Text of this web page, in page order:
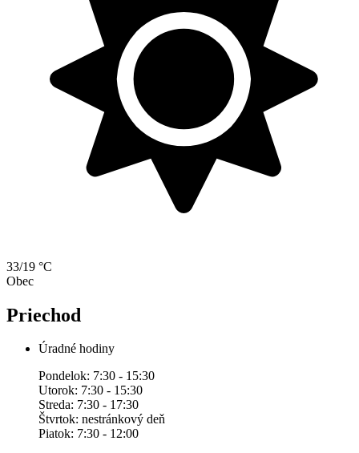
33/19 °C
Obec
Priechod
Úradné hodiny
Pondelok: 7:30 - 15:30
Utorok: 7:30 - 15:30
Streda: 7:30 - 17:30
Štvrtok: nestránkový deň
Piatok: 7:30 - 12:00